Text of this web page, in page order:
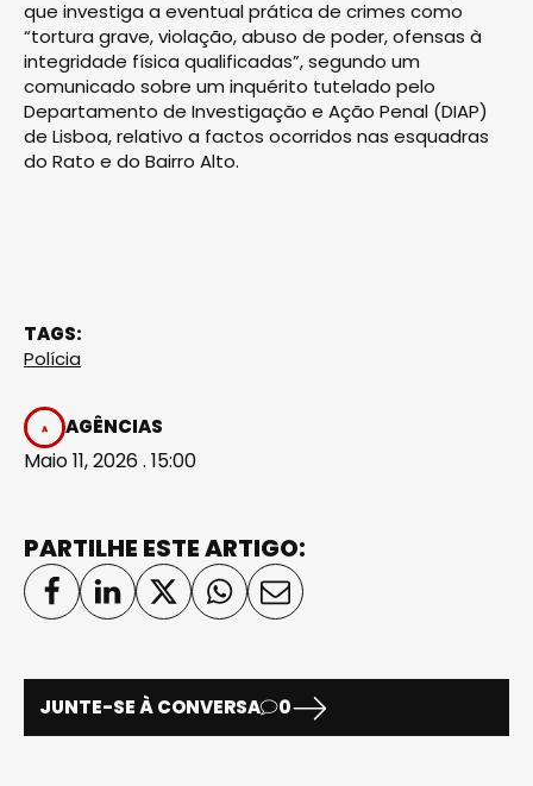
que investiga a eventual prática de crimes como
“tortura grave, violação, abuso de poder, ofensas à
integridade física qualificadas”, segundo um
comunicado sobre um inquérito tutelado pelo
Departamento de Investigação e Ação Penal (DIAP)
de Lisboa, relativo a factos ocorridos nas esquadras
do Rato e do Bairro Alto.
TAGS:
Polícia
AGÊNCIAS
Maio 11, 2026 . 15:00
PARTILHE ESTE ARTIGO:
JUNTE-SE À CONVERSA 0